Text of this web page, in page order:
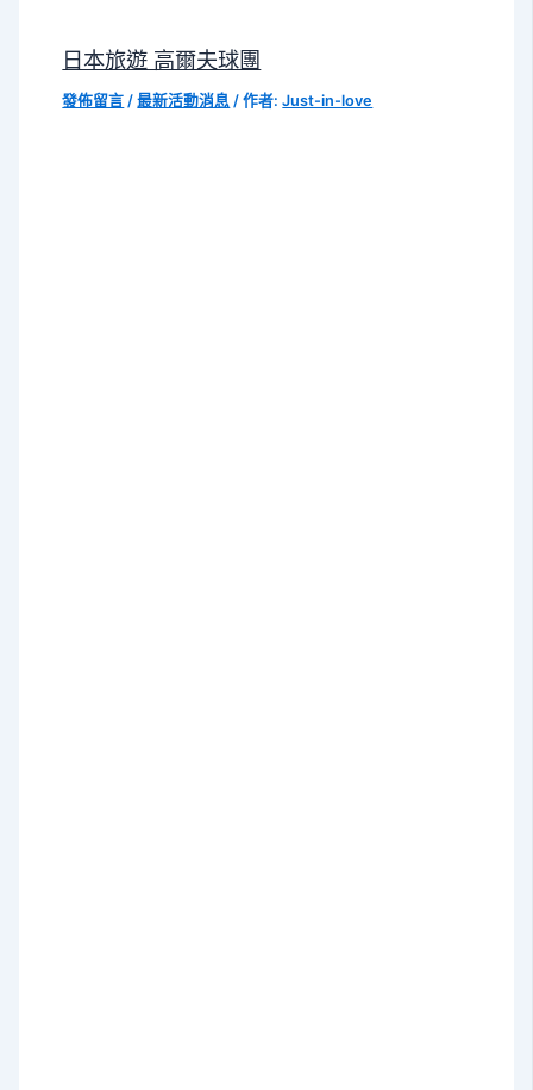
日本旅遊 高爾夫球團
發佈留言 /最新活動消息 / 作者:Just-in-love